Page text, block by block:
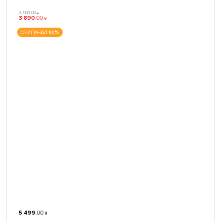
3 941.00 ₴
3 890.00 ₴
ОРИГИНАЛ 100%
5 499.00 ₴